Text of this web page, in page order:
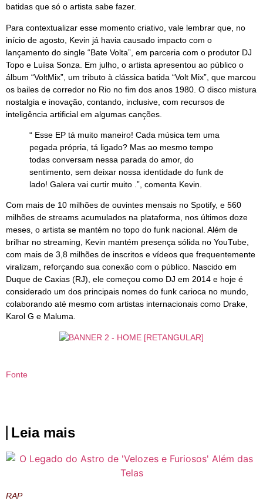
batidas que só o artista sabe fazer.
Para contextualizar esse momento criativo, vale lembrar que, no
início de agosto, Kevin já havia causado impacto com o
lançamento do single “Bate Volta”, em parceria com o produtor DJ
Topo e Luísa Sonza. Em julho, o artista apresentou ao público o
álbum “VoltMix”, um tributo à clássica batida “Volt Mix”, que marcou
os bailes de corredor no Rio no fim dos anos 1980. O disco mistura
nostalgia e inovação, contando, inclusive, com recursos de
inteligência artificial em algumas canções.
“ Esse EP tá muito maneiro! Cada música tem uma
pegada própria, tá ligado? Mas ao mesmo tempo
todas conversam nessa parada do amor, do
sentimento, sem deixar nossa identidade do funk de
lado! Galera vai curtir muito .”, comenta Kevin.
Com mais de 10 milhões de ouvintes mensais no Spotify, e 560
milhões de streams acumulados na plataforma, nos últimos doze
meses, o artista se mantém no topo do funk nacional. Além de
brilhar no streaming, Kevin mantém presença sólida no YouTube,
com mais de 3,8 milhões de inscritos e vídeos que frequentemente
viralizam, reforçando sua conexão com o público. Nascido em
Duque de Caxias (RJ), ele começou como DJ em 2014 e hoje é
considerado um dos principais nomes do funk carioca no mundo,
colaborando até mesmo com artistas internacionais como Drake,
Karol G e Maluma.
Fonte
Leia mais
RAP